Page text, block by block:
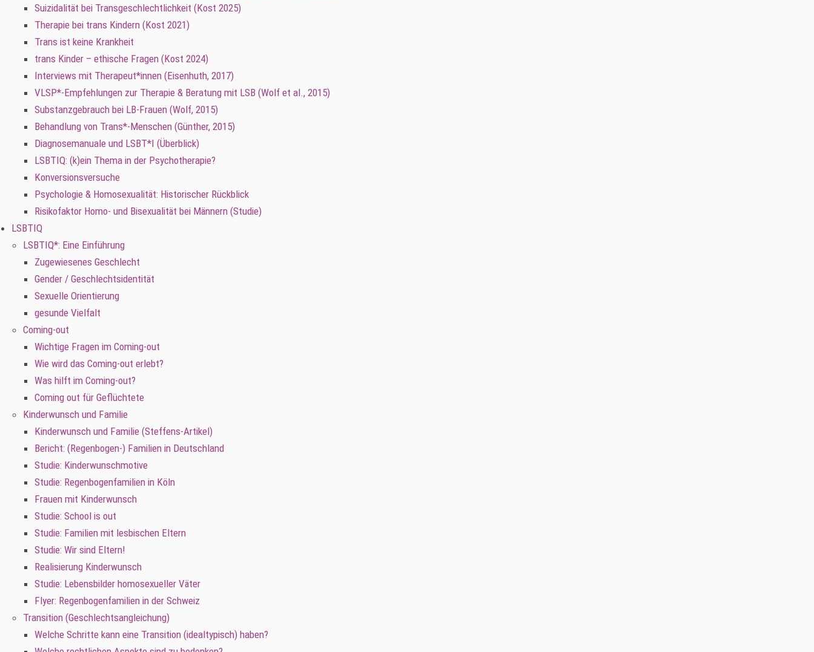
Suizidalität bei Transgeschlechtlichkeit (Kost 2025)
Therapie bei trans Kindern (Kost 2021)
Trans ist keine Krankheit
trans Kinder – ethische Fragen (Kost 2024)
Interviews mit Therapeut*innen (Eisenhuth, 2017)
VLSP*-Empfehlungen zur Therapie & Beratung mit LSB (Wolf et al., 2015)
Substanzgebrauch bei LB-Frauen (Wolf, 2015)
Behandlung von Trans*-Menschen (Günther, 2015)
Diagnosemanuale und LSBT*I (Überblick)
LSBTIQ: (k)ein Thema in der Psychotherapie?
Konversionsversuche
Psychologie & Homosexualität: Historischer Rückblick
Risikofaktor Homo- und Bisexualität bei Männern (Studie)
LSBTIQ
LSBTIQ*: Eine Einführung
Zugewiesenes Geschlecht
Gender / Geschlechtsidentität
Sexuelle Orientierung
gesunde Vielfalt
Coming-out
Wichtige Fragen im Coming-out
Wie wird das Coming-out erlebt?
Was hilft im Coming-out?
Coming out für Geflüchtete
Kinderwunsch und Familie
Kinderwunsch und Familie (Steffens-Artikel)
Bericht: (Regenbogen-) Familien in Deutschland
Studie: Kinderwunschmotive
Studie: Regenbogenfamilien in Köln
Frauen mit Kinderwunsch
Studie: School is out
Studie: Familien mit lesbischen Eltern
Studie: Wir sind Eltern!
Realisierung Kinderwunsch
Studie: Lebensbilder homosexueller Väter
Flyer: Regenbogenfamilien in der Schweiz
Transition (Geschlechtsangleichung)
Welche Schritte kann eine Transition (idealtypisch) haben?